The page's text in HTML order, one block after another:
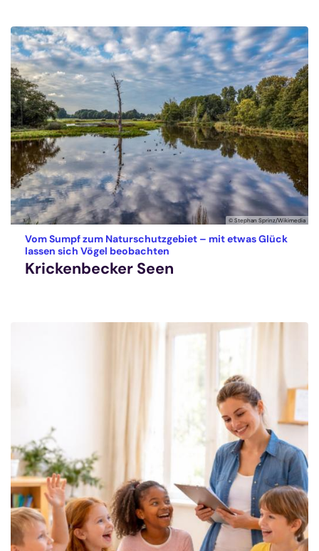
© Stephan Sprinz/Wikimedia
Vom Sumpf zum Naturschutzgebiet – mit etwas Glück
lassen sich Vögel beobachten
Krickenbecker Seen